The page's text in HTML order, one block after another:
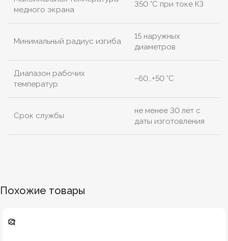
медного экрана
350 °C при токе КЗ
Минимальный радиус изгиба
15 наружных
диаметров
Диапазон рабочих
температур
−60…+50 °C
Срок службы
не менее 30 лет с
даты изготовления
Похожие товары